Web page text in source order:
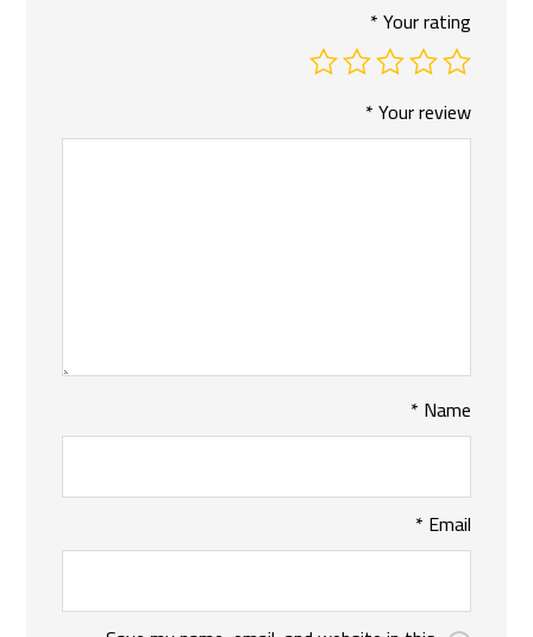
Your rating
*
Your review
*
Name
*
Email
*